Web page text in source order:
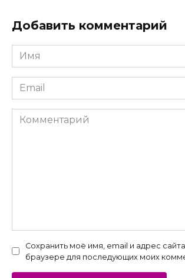
Добавить комментарий
Имя
*
Email
*
Комментарий
Сохранить моё имя, email и адрес
браузере для последующих моих